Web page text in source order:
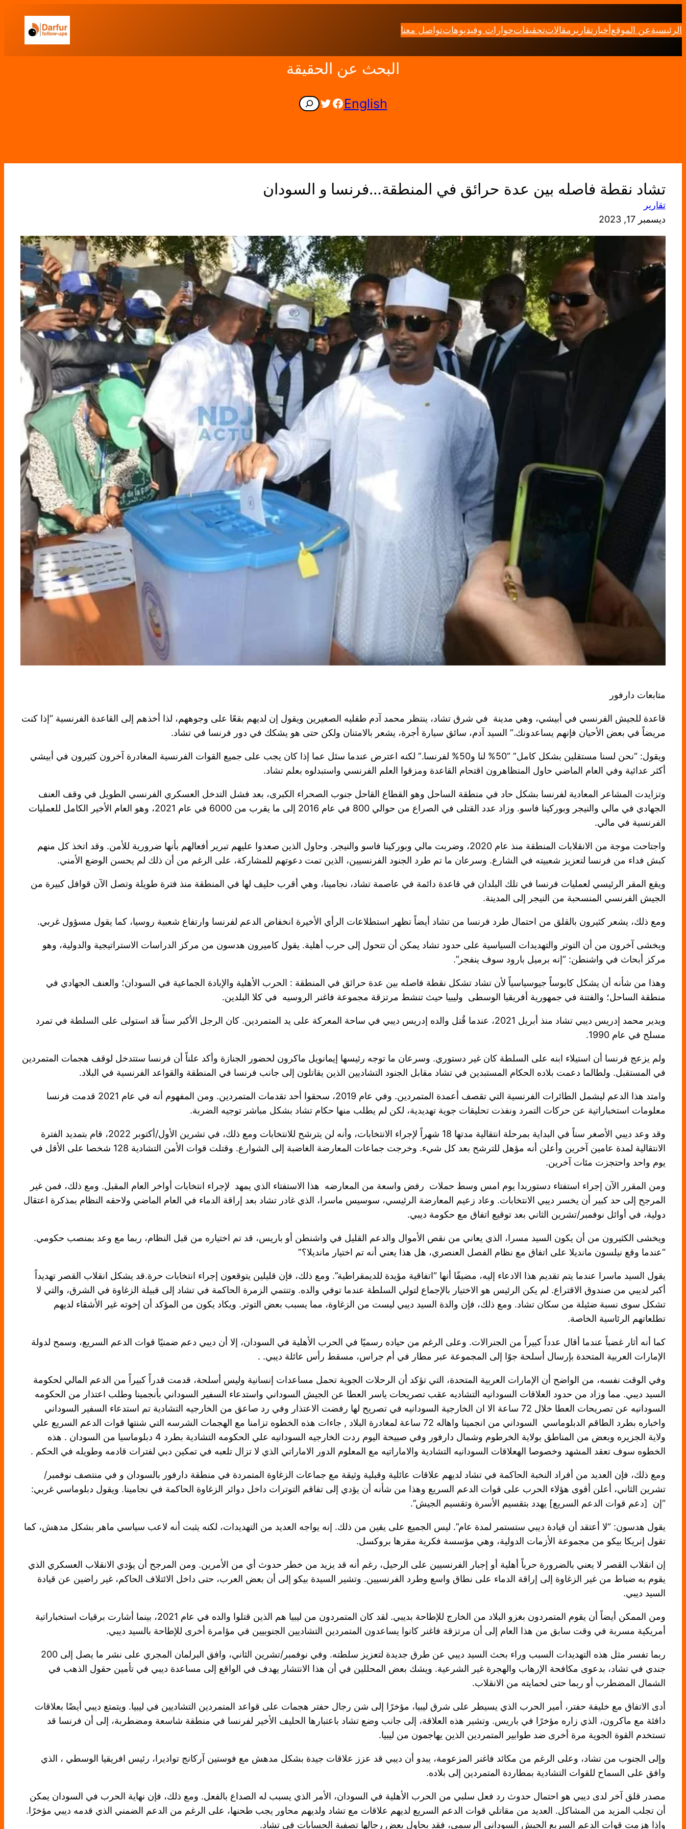
إلى
المحتوى
الرئيسيةعن الموقعأخبار تقارير مقالاتتحقيقاتحوارات وفيديوهاتتواصل معنا
البحث عن الحقيقة
English
Facebook
Twitter
Search
تشاد نقطة فاصله بين عدة حرائق في المنطقة…فرنسا و السودان
تقارير
ديسمبر 17, 2023
متابعات دارفور
قاعدة للجيش الفرنسي في أبيشي، وهي مدينة في شرق تشاد، ينتظر محمد آدم طفليه الصغيرين ويقول إن لديهم بقعًا على وجوههم، لذا أخذهم إلى القاعدة الفرنسية “إذا كنت
مريضاً في بعض الأحيان فإنهم يساعدونك.” السيد آدم، سائق سيارة أجرة، يشعر بالامتنان ولكن حتى هو يشكك في دور فرنسا في تشاد.
ويقول: “نحن لسنا مستقلين بشكل كامل” “50% لنا و50% لفرنسا.” لكنه اعترض عندما سئل عما إذا كان يجب على جميع القوات الفرنسية المغادرة آخرون كثيرون في أبيشي
أكثر عدائية وفي العام الماضي حاول المتظاهرون اقتحام القاعدة ومزقوا العلم الفرنسي واستبدلوه بعلم تشاد.
وتزايدت المشاعر المعادية لفرنسا بشكل حاد في منطقة الساحل وهو القطاع القاحل جنوب الصحراء الكبرى، بعد فشل التدخل العسكري الفرنسي الطويل في وقف العنف
الجهادي في مالي والنيجر وبوركينا فاسو. وزاد عدد القتلى في الصراع من حوالي 800 في عام 2016 إلى ما يقرب من 6000 في عام 2021، وهو العام الأخير الكامل للعمليات
الفرنسية في مالي.
واجتاحت موجة من الانقلابات المنطقة منذ عام 2020، وضربت مالي وبوركينا فاسو والنيجر. وحاول الذين صعدوا عليهم تبرير أفعالهم بأنها ضرورية للأمن. وقد اتخذ كل منهم
كبش فداء من فرنسا لتعزيز شعبيته في الشارع. وسرعان ما تم طرد الجنود الفرنسيين، الذين تمت دعوتهم للمشاركة، على الرغم من أن ذلك لم يحسن الوضع الأمني.
ويقع المقر الرئيسي لعمليات فرنسا في تلك البلدان في قاعدة دائمة في عاصمة تشاد، نجامينا، وهي أقرب حليف لها في المنطقة منذ فترة طويلة وتصل الآن قوافل كبيرة من
الجيش الفرنسي المنسحبة من النيجر إلى المدينة.
ومع ذلك، يشعر كثيرون بالقلق من احتمال طرد فرنسا من تشاد أيضاً تظهر استطلاعات الرأي الأخيرة انخفاض الدعم لفرنسا وارتفاع شعبية روسيا، كما يقول مسؤول غربي.
ويخشى آخرون من أن التوتر والتهديدات السياسية على حدود تشاد يمكن أن تتحول إلى حرب أهلية. يقول كاميرون هدسون من مركز الدراسات الاستراتيجية والدولية، وهو
مركز أبحاث في واشنطن: “إنه برميل بارود سوف ينفجر”.
وهذا من شأنه أن يشكل كابوساً جيوسياسياً لأن تشاد تشكل نقطة فاصله بين عدة حرائق في المنطقة : الحرب الأهلية والإبادة الجماعية في السودان؛ والعنف الجهادي في
منطقة الساحل؛ والفتنة في جمهورية أفريقيا الوسطى وليبيا حيث تنشط مرتزقة مجموعة فاغنر الروسيه في كلا البلدين.
ويدير محمد إدريس ديبي تشاد منذ أبريل 2021، عندما قُتل والده إدريس ديبي في ساحة المعركة على يد المتمردين. كان الرجل الأكبر سناً قد استولى على السلطة في تمرد
مسلح في عام 1990.
ولم يزعج فرنسا أن استيلاء ابنه على السلطة كان غير دستوري. وسرعان ما توجه رئيسها إيمانويل ماكرون لحضور الجنازة وأكد علناً أن فرنسا ستتدخل لوقف هجمات المتمردين
في المستقبل. ولطالما دعمت بلاده الحكام المستبدين في تشاد مقابل الجنود التشاديين الذين يقاتلون إلى جانب فرنسا في المنطقة والقواعد الفرنسية في البلاد.
وامتد هذا الدعم ليشمل الطائرات الفرنسية التي تقصف أعمدة المتمردين. وفي عام 2019، سحقوا أحد تقدمات المتمردين. ومن المفهوم أنه في عام 2021 قدمت فرنسا
معلومات استخباراتية عن حركات التمرد ونفذت تحليقات جوية تهديدية، لكن لم يطلب منها حكام تشاد بشكل مباشر توجيه الضربة.
وقد وعد ديبي الأصغر سناً في البداية بمرحلة انتقالية مدتها 18 شهراً لإجراء الانتخابات، وأنه لن يترشح للانتخابات ومع ذلك، في تشرين الأول/أكتوبر 2022، قام بتمديد الفترة
الانتقالية لمدة عامين آخرين وأعلن أنه مؤهل للترشح بعد كل شيء. وخرجت جماعات المعارضة الغاضبة إلى الشوارع. وقتلت قوات الأمن التشادية 128 شخصا على الأقل في
يوم واحد واحتجزت مئات آخرين.
ومن المقرر الآن إجراء استفتاء دستوربدا يوم امس وسط حملات رفض واسعة من المعارضه هذا الاستفتاء الذي يمهد لإجراء انتخابات أواخر العام المقبل. ومع ذلك، فمن غير
المرجح إلى حد كبير أن يخسر ديبي الانتخابات. وعاد زعيم المعارضة الرئيسي، سوسيس ماسرا، الذي غادر تشاد بعد إراقة الدماء في العام الماضي ولاحقه النظام بمذكرة اعتقال
دولية، في أوائل نوفمبر/تشرين الثاني بعد توقيع اتفاق مع حكومة ديبي.
ويخشى الكثيرون من أن يكون السيد مسرا، الذي يعاني من نقص الأموال والدعم القليل في واشنطن أو باريس، قد تم اختياره من قبل النظام، ربما مع وعد بمنصب حكومي.
“عندما وقع نيلسون مانديلا على اتفاق مع نظام الفصل العنصري، هل هذا يعني أنه تم اختيار مانديلا؟”
يقول السيد ماسرا عندما يتم تقديم هذا الادعاء إليه، مضيفًا أنها “اتفاقية مؤيدة للديمقراطية”. ومع ذلك، فإن قليلين يتوقعون إجراء انتخابات حرة.قد يشكل انقلاب القصر تهديداً
أكبر لديبي من صندوق الاقتراع. لم يكن الرئيس هو الاختيار بالإجماع لتولي السلطة عندما توفي والده. وتنتمي الزمرة الحاكمة في تشاد إلى قبيلة الزغاوة في الشرق، والتي لا
تشكل سوى نسبة ضئيلة من سكان تشاد. ومع ذلك، فإن والدة السيد ديبي ليست من الزغاوة، مما يسبب بعض التوتر. ويكاد يكون من المؤكد أن إخوته غير الأشقاء لديهم
تطلعاتهم الرئاسية الخاصة.
كما أنه أثار غضباً عندما أقال عدداً كبيراً من الجنرالات. وعلى الرغم من حياده رسميًا في الحرب الأهلية في السودان، إلا أن ديبي دعم ضمنيًا قوات الدعم السريع، وسمح لدولة
الإمارات العربية المتحدة بإرسال أسلحة جوًا إلى المجموعة عبر مطار في أم جراس، مسقط رأس عائلة ديبي. .
وفي الوقت نفسه، من الواضح أن الإمارات العربية المتحدة، التي تؤكد أن الرحلات الجوية تحمل مساعدات إنسانية وليس أسلحة، قدمت قدراً كبيراً من الدعم المالي لحكومة
السيد ديبي. مما وزاد من حدود العلاقات السودانيه التشاديه عقب تصريحات ياسر العطا عن الجيش السوداني واستدعاء السفير السوداني بأنجمينا وطلب اعتذار من الحكومه
السودانيه عن تصريحات العطا خلال 72 ساعة الا ان الخارجية السودانيه في تصريح لها رفضت الاعتذار وفي رد صاعق من الخارجيه التشادية تم استدعاء السفير السوداني
واخباره بطرد الطاقم الدبلوماسي السوداني من انجمينا واهاله 72 ساعة لمغادرة البلاد , جاءات هذه الخطوه تزامنا مع الهجمات الشرسه التي شنتها قوات الدعم السريع علي
ولاية الجزيره وبعض من المناطق بولاية الخرطوم وشمال دارفور وفي صبيحة اليوم ردت الخارجيه السودانيه علي الحكومه التشادية بطرد 4 دبلوماسيا من السودان . هذه
الخطوه سوف تعقد المشهد وخصوصا الهعلاقات السودانيه التشادية والاماراتيه مع المعلوم الدور الاماراتي الذي لا تزال تلعبه في تمكين دبي لفترات قادمه وطويله في الحكم .
ومع ذلك، فإن العديد من أفراد النخبة الحاكمة في تشاد لديهم علاقات عائلية وقبلية وثيقة مع جماعات الزغاوة المتمردة في منطقة دارفور بالسودان و في منتصف نوفمبر/
تشرين الثاني، أعلن أقوى هؤلاء الحرب على قوات الدعم السريع وهذا من شأنه أن يؤدي إلى تفاقم التوترات داخل دوائر الزغاوة الحاكمة في نجامينا. ويقول دبلوماسي غربي:
“إن [دعم قوات الدعم السريع] يهدد بتقسيم الأسرة وتقسيم الجيش”.
يقول هدسون: “لا أعتقد أن قيادة ديبي ستستمر لمدة عام”. ليس الجميع على يقين من ذلك. إنه يواجه العديد من التهديدات، لكنه يثبت أنه لاعب سياسي ماهر بشكل مدهش، كما
تقول إنريكا بيكو من مجموعة الأزمات الدولية، وهي مؤسسة فكرية مقرها بروكسل.
إن انقلاب القصر لا يعني بالضرورة حرباً أهلية أو إجبار الفرنسيين على الرحيل، رغم أنه قد يزيد من خطر حدوث أي من الأمرين. ومن المرجح أن يؤدي الانقلاب العسكري الذي
يقوم به ضباط من غير الزغاوة إلى إراقة الدماء على نطاق واسع وطرد الفرنسيين. وتشير السيدة بيكو إلى أن بعض العرب، حتى داخل الائتلاف الحاكم، غير راضين عن قيادة
السيد ديبي.
ومن الممكن أيضاً أن يقوم المتمردون بغزو البلاد من الخارج للإطاحة بديبي. لقد كان المتمردون من ليبيا هم الذين قتلوا والده في عام 2021، بينما أشارت برقيات استخباراتية
أمريكية مسربة في وقت سابق من هذا العام إلى أن مرتزقة فاغنر كانوا يساعدون المتمردين التشاديين الجنوبيين في مؤامرة أخرى للإطاحة بالسيد ديبي.
ربما تفسر مثل هذه التهديدات السبب وراء بحث السيد ديبي عن طرق جديدة لتعزيز سلطته. وفي نوفمبر/تشرين الثاني، وافق البرلمان المجري على نشر ما يصل إلى 200
جندي في تشاد، بدعوى مكافحة الإرهاب والهجرة غير الشرعية. ويشك بعض المحللين في أن هذا الانتشار يهدف في الواقع إلى مساعدة ديبي في تأمين حقول الذهب في
الشمال المضطرب أو ربما حتى لحمايته من الانقلاب.
أدى الاتفاق مع خليفة حفتر، أمير الحرب الذي يسيطر على شرق ليبيا، مؤخرًا إلى شن رجال حفتر هجمات على قواعد المتمردين التشاديين في ليبيا. ويتمتع ديبي أيضًا بعلاقات
دافئة مع ماكرون، الذي زاره مؤخرًا في باريس. وتشير هذه العلاقة، إلى جانب وضع تشاد باعتبارها الحليف الأخير لفرنسا في منطقة شاسعة ومضطربة، إلى أن فرنسا قد
تستخدم القوة الجوية مرة أخرى ضد طوابير المتمردين الذين يهاجمون من ليبيا.
وإلى الجنوب من تشاد، وعلى الرغم من مكائد فاغنر المزعومة، يبدو أن ديبي قد عزز علاقات جيدة بشكل مدهش مع فوستين آركانج تواديرا، رئيس افريقيا الوسطي ، الذي
وافق على السماح للقوات التشادية بمطاردة المتمردين إلى بلاده.
مصدر قلق آخر لدى ديبي هو احتمال حدوث رد فعل سلبي من الحرب الأهلية في السودان، الأمر الذي يسبب له الصداع بالفعل. ومع ذلك، فإن نهاية الحرب في السودان يمكن
أن تجلب المزيد من المشاكل. العديد من مقاتلي قوات الدعم السريع لديهم علاقات مع تشاد ولديهم محاور يجب طحنها، على الرغم من الدعم الضمني الذي قدمه ديبي مؤخرًا.
وإذا هزمت قوات الدعم السريع الجيش السوداني الرسمي، فقد يحاول بعض رجالها تصفية الحسابات في تشاد.